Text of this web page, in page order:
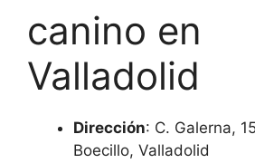
canino en
Valladolid
Dirección: C. Galerna,
Boecillo, Valladolid